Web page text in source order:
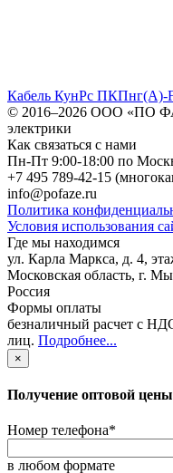
Кабель КунРс ПКПнг(А)-
© 2016–2026 ООО «ПО
электрики
Как связаться с нами
Пн-Пт 9:00-18:00 по
+7 495 789-42-15
info@pofaze.ru
Политика
Условия использования
Где мы находимся
ул. Карла Маркса, д. 4,
Московская область, г.
Россия
Формы оплаты
безналичный расчет с
лиц. Подробнее...
×
Получение оптовой
Номер телефона*
в любом формате